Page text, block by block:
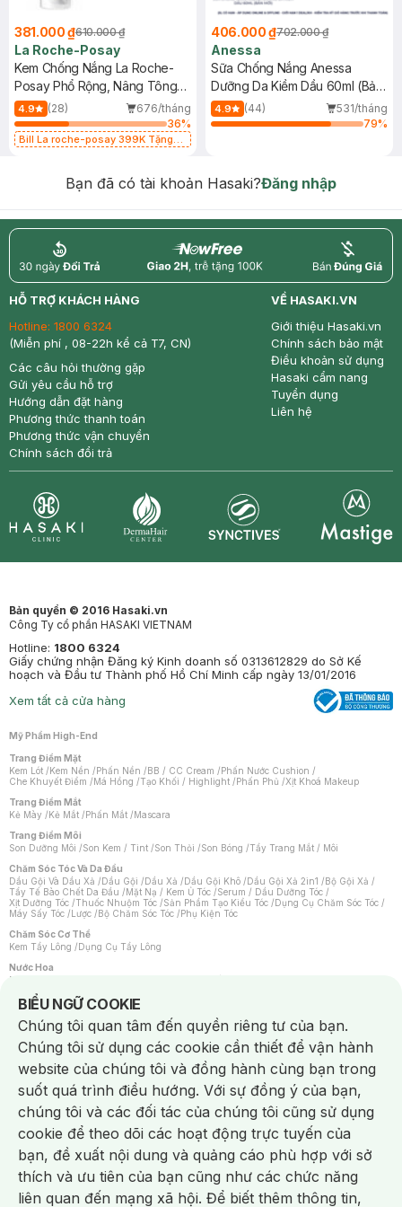
381.000 ₫610.000 ₫
La Roche-Posay
Kem Chống Nắng La Roche-
Posay Phổ Rộng, Nâng Tông
Kiềm Dầu 50ml
4.9 (28)
676/tháng
36%
Bill La roche-posay 399K Tặng
406.000 ₫702.000 ₫
Anessa
Sữa Chống Nắng Anessa
Dưỡng Da Kiềm Dầu 60ml (Bản
Mới)
4.9 (44)
531/tháng
79%
Bạn đã có tài khoản Hasaki?Đăng nhập
return nowfree price
HỖ TRỢ KHÁCH HÀNG
Hotline: 1800 6324
(Miễn phí , 08-22h kể cả T7, CN)
Các câu hỏi thường gặp
Gửi yêu cầu hỗ trợ
Hướng dẫn đặt hàng
Phương thức thanh toán
Phương thức vận chuyển
Chính sách đổi trả
VỀ HASAKI.VN
Giới thiệu Hasaki.vn
Chính sách bảo mật
Điều khoản sử dụng
Hasaki cẩm nang
Tuyển dụng
Liên hệ
Bản quyền © 2016 Hasaki.vn
Công Ty cổ phần HASAKI VIETNAM
Hotline: 1800 6324
Giấy chứng nhận Đăng ký Kinh doanh số 0313612829 do Sở Kế
hoạch và Đầu tư Thành phố Hồ Chí Minh cấp ngày 13/01/2016
Xem tất cả cửa hàng
Mỹ Phẩm High-End
Trang Điểm Mặt
Kem Lót /Kem Nền /Phấn Nền /BB / CC Cream /Phấn Nước Cushion /
Che Khuyết Điểm /Má Hồng /Tạo Khối / Highlight /Phấn Phủ /Xịt Khoá Makeup
Trang Điểm Mắt
Kẻ Mày /Kẻ Mắt /Phấn Mắt /Mascara
Trang Điểm Môi
Son Dưỡng Môi /Son Kem / Tint /Son Thỏi /Son Bóng /Tẩy Trang Mắt / Môi
Chăm Sóc Tóc Và Da Đầu
Dầu Gội Và Dầu Xả /Dầu Gội /Dầu Xả /Dầu Gội Khô /Dầu Gội Xả 2in1 /Bộ Gội Xả /
Tẩy Tế Bào Chết Da Đầu /Mặt Nạ / Kem Ủ Tóc /Serum / Dầu Dưỡng Tóc /
Xịt Dưỡng Tóc /Thuốc Nhuộm Tóc /Sản Phẩm Tạo Kiểu Tóc /Dụng Cụ Chăm Sóc Tóc /
Máy Sấy Tóc /Lược /Bộ Chăm Sóc Tóc /Phụ Kiện Tóc
Chăm Sóc Cơ Thể
Kem Tẩy Lông /Dụng Cụ Tẩy Lông
Nước Hoa
Nước Hoa Nữ
Chăm Sóc Cá Nhân
Chống Muỗi /Khẩu Trang /Máy Massage/Mặt Nạ Xông Hơi /Nước Rửa Tay/
Sản Phẩm Chăm Sóc Khác /Bàn Chải Đánh Răng /Bàn Chải Điện/
Hỗ Trợ Trắng Răng/Kem Đánh Răng /Máy Tăm Nước/ Nước Súc Miệng/
Tăm / Chỉ Nha Khoa/ Xịt Thơm Miệng / Dung Dịch Vệ Sinh/Dưỡng Vùng Kín/
Khăn Ướt Vệ Sinh Vùng Kín/Băng Vệ Sinh/Tampon/Bọt Cạo Râu /Dao Cạo Râu/
Máy Cạo Râu
Vấn Đề Về Da
Da Dầu / Lỗ Chân Lông To/ Da Khô / Mất Nước/ Da Lão Hóa/ Da Mụn/
Da Nhạy Cảm / Kích Ứng
Da Xỉn Màu Thâm / Nám / Tàn Nhang
Quầng Thâm & Bọng Mắt /Sẹo /Viêm Da Cơ Địa
Dụng Cụ / Phụ Kiện Chăm Sóc Da
Bông Tẩy Trang
Khăn Lau Mặt Khô Dụng Cụ / Máy Rửa Mặt Máy Chăm Sóc Da
Dụng Cụ Chăm Sóc Khác
BIỂU NGỮ COOKIE
Notice about cookies usage
Chúng tôi quan tâm đến quyền riêng tư của bạn.
Chúng tôi sử dụng các cookie cần thiết để vận hành
website của chúng tôi và đồng hành cùng bạn trong
suốt quá trình điều hướng. Với sự đồng ý của bạn,
chúng tôi và các đối tác của chúng tôi cũng sử dụng
cookie để theo dõi các hoạt động trực tuyến của
bạn, đề xuất nội dung và quảng cáo phù hợp với sở
thích và ưu tiên của bạn cũng như các chức năng
liên quan đến mạng xã hội. Để biết thêm thông tin,